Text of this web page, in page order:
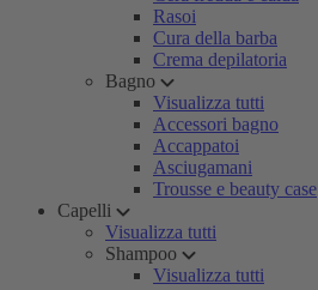
Rasoi
Cura della barba
Crema depilatoria
Bagno
Visualizza tutti
Accessori bagno
Accappatoi
Asciugamani
Trousse e beauty case
Capelli
Visualizza tutti
Shampoo
Visualizza tutti